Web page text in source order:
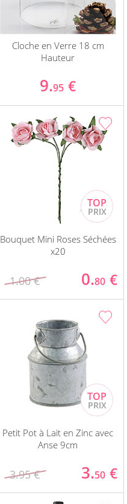
Cloche en Verre 18 cm
Hauteur
9.95 €
Bouquet Mini Roses Séchées
x20
1.00 € 0.80 €
Petit Pot à Lait en Zinc avec
Anse 9cm
3.95 € 3.50 €